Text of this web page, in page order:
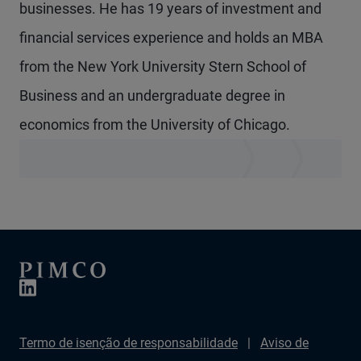
businesses. He has 19 years of investment and
financial services experience and holds an MBA
from the New York University Stern School of
Business and an undergraduate degree in
economics from the University of Chicago.
Termo de isenção de responsabilidade Aviso de